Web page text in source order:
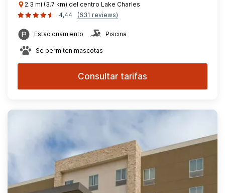
2.3 mi (3.7 km) del centro Lake Charles
4,44
(631 reviews)
Estacionamiento Piscina
Se permiten mascotas
Consultar tarifas